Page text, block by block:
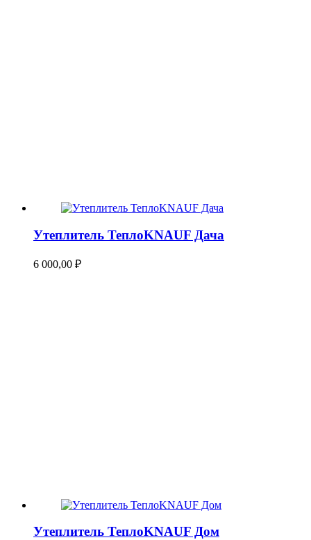
Утеплитель ТеплоKNAUF Дача
6 000,00 ₽
Утеплитель ТеплоKNAUF Дом